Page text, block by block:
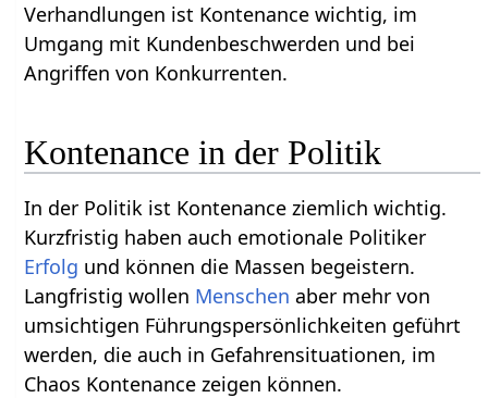
Verhandlungen ist Kontenance wichtig, im
Umgang mit Kundenbeschwerden und bei
Angriffen von Konkurrenten.
Kontenance in der Politik
In der Politik ist Kontenance ziemlich wichtig.
Kurzfristig haben auch emotionale Politiker
Erfolg und können die Massen begeistern.
Langfristig wollen Menschen aber mehr von
umsichtigen Führungspersönlichkeiten geführt
werden, die auch in Gefahrensituationen, im
Chaos Kontenance zeigen können.